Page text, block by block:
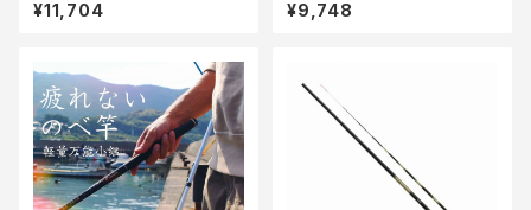
¥11,704 ¥9,748